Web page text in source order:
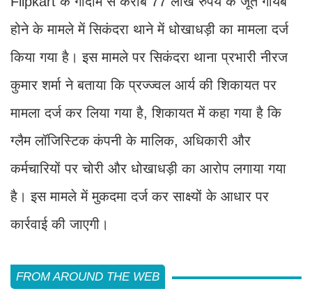
होने के मामले में सिकंदरा थाने में धोखाधड़ी का मामला दर्ज
किया गया है। इस मामले पर सिकंदरा थाना प्रभारी नीरज
कुमार शर्मा ने बताया कि प्रज्ज्वल आर्य की शिकायत पर
मामला दर्ज कर लिया गया है, शिकायत में कहा गया है कि
ग्लैम लॉजिस्टिक कंपनी के मालिक, अधिकारी और
कर्मचारियों पर चोरी और धोखाधड़ी का आरोप लगाया गया
है। इस मामले में मुकदमा दर्ज कर साक्ष्यों के आधार पर
कार्रवाई की जाएगी।
FROM AROUND THE WEB